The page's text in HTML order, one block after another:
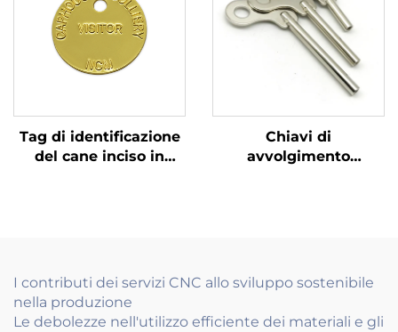
Tag di identificazione
del cane inciso in
Chiavi di
avvolgimento
I contributi dei servizi CNC allo sviluppo sostenibile
nella produzione
Le debolezze nell'utilizzo efficiente dei materiali e gli